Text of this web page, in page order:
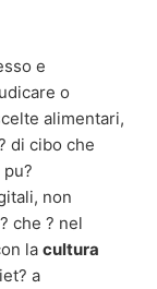
e
o
alimentari,
di cibo che
non
che ? nel
la cultura
a